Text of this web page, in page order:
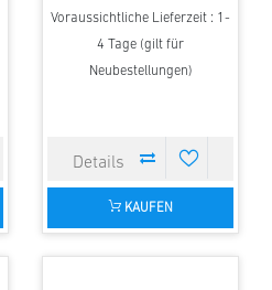
Voraussichtliche Lieferzeit : 1-
4 Tage (gilt für
Neubestellungen)
KAUFEN